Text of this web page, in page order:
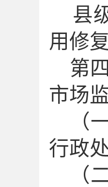
县
用修
第
市场
（
行政
（